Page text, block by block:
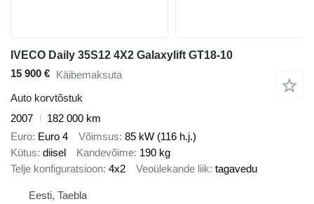
IVECO Daily 35S12 4X2 Galaxylift GT18-10
15 900 € Käibemaksuta
Auto korvtõstuk
2007
182 000 km
Euro Euro 4 Võimsus 85 kW (116 h.j.)
Kütus diisel Kandevõime 190 kg
Telje konfiguratsioon 4x2 Veoülekande liik tagavedu
Eesti, Taebla